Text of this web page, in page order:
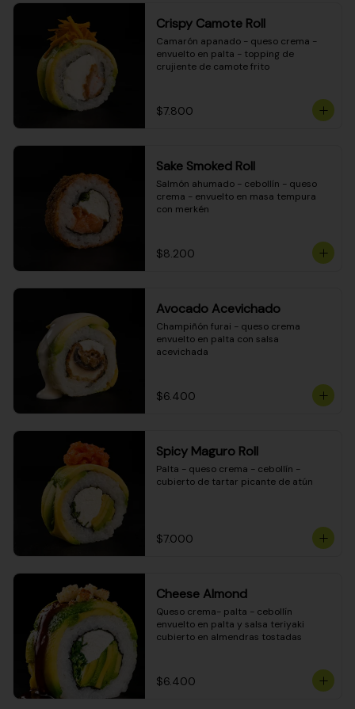
Crispy Camote Roll
Camarón apanado - queso crema -
envuelto en palta - topping de
crujiente de camote frito
$7.800
Sake Smoked Roll
Salmón ahumado - cebollín - queso
crema - envuelto en masa tempura
con merkén
$8.200
Avocado Acevichado
Champiñón furai - queso crema
envuelto en palta con salsa
acevichada
$6.400
Spicy Maguro Roll
Palta - queso crema - cebollín -
cubierto de tartar picante de atún
$7.000
Cheese Almond
Queso crema- palta - cebollín
envuelto en palta y salsa teriyaki
cubierto en almendras tostadas
$6.400